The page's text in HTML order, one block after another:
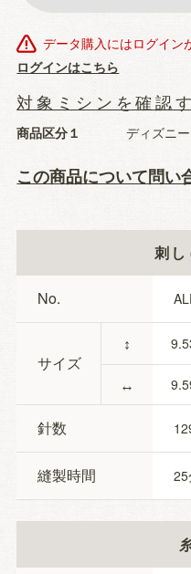
データ購入にはログイン
ログインはこちら
商品区分１ ディズニー
この商品について問い
対象ミシンを確認
刺
No.
サイズ
↕
↔
針数
縫製時間 25